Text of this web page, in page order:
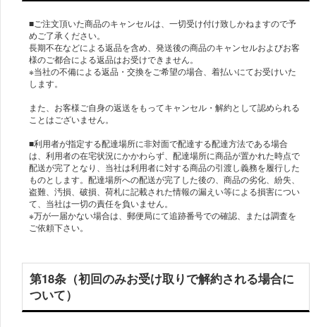
■ご注文頂いた商品のキャンセルは、一切受け付け致しかねますので予
めご了承ください。
長期不在などによる返品を含め、発送後の商品のキャンセルおよびお客
様のご都合による返品はお受けできません。
※当社の不備による返品・交換をご希望の場合、着払いにてお受けいた
します。
また、お客様ご自身の返送をもってキャンセル・解約として認められる
ことはございません。
■利用者が指定する配達場所に非対面で配達する配達方法である場合
は、利用者の在宅状況にかかわらず、配達場所に商品が置かれた時点で
配送が完了となり、当社は利用者に対する商品の引渡し義務を履行した
ものとします。配達場所への配送が完了した後の、商品の劣化、紛失、
盗難、汚損、破損、荷札に記載された情報の漏えい等による損害につい
て、当社は一切の責任を負いません。
※万が一届かない場合は、郵便局にて追跡番号での確認、または調査を
第18条（初回のみお受け取りで解約される場合に
ついて）